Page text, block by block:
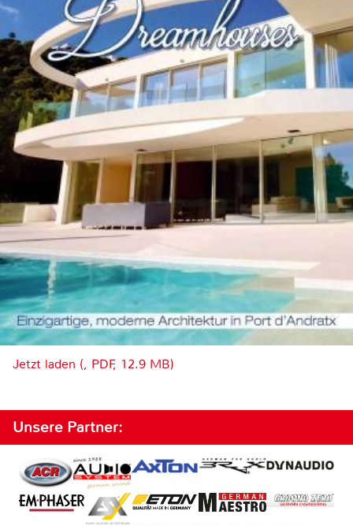
Jetzt laden (, PDF, 12.9 MB)
Unsere Partner: